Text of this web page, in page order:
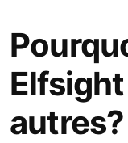
autres?